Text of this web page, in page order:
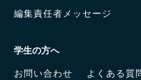
編集責任者メッセージ
学生の方へ
お問い合わせ
よくある質